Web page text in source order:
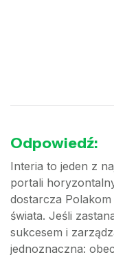
Odpowiedź:
Interia to jeden z
portali
dostarcza
świata. Jeśli
sukcesem i
jednoznaczna: